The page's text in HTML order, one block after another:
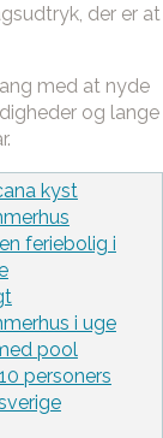
der er at
med at nyde
og lange
kyst
feriebolig i
i uge
pool
personers